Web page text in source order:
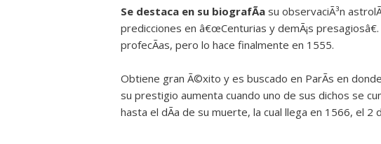
Se destaca en su biografÃ­a su observaciÃ³n
predicciones en â€œCenturias y demÃ¡s
profecÃ­as, pero lo hace finalmente en 1555.
Obtiene gran Ã©xito y es buscado en ParÃ­s en
su prestigio aumenta cuando uno de sus dichos se
hasta el dÃ­a de su muerte, la cual llega en 1566, el 2